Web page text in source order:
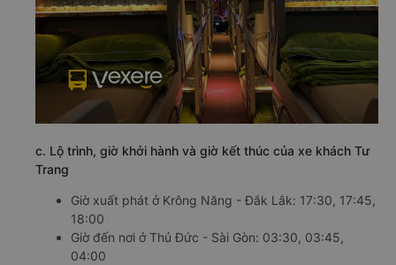
c. Lộ trình, giờ khởi hành và giờ kết thúc của xe khách Tư
Trang
Giờ xuất phát ở Krông Năng - Đắk Lắk: 17:30, 17:45,
18:00
Giờ đến nơi ở Thủ Đức - Sài Gòn: 03:30, 03:45,
04:00